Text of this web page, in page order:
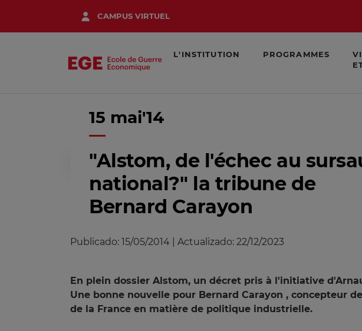
contenu
CAMPUS VIRTUEL
L'INSTITUTION PROGRAMMES
Accueil Actualités "Alstom, de l'échec au sursaut
15 mai'14
"Alstom, de l'échec au
national?" la tribune de
Bernard Carayon
Publicado: 15/05/2014 Actualizado: 22/12/2023
En plein dossier Alstom, un décret pris à l'initiative
Une bonne nouvelle pour Bernard Carayon , concepteur
de la France en matière de politique industrielle.